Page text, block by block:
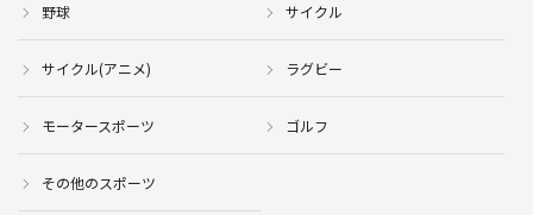
野球 サイクル
サイクル(アニメ) ラグビー
モータースポーツ ゴルフ
その他のスポーツ